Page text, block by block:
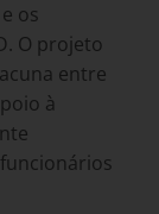
os
O projeto
entre
à